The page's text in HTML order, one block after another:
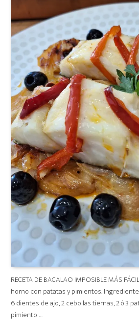
RECETA DE BACALAO IMPOSIBLE MÁS
horno con patatas y pimientos.
6 dientes de ajo, 2 cebollas tiernas, 2 ó 3
pimiento …